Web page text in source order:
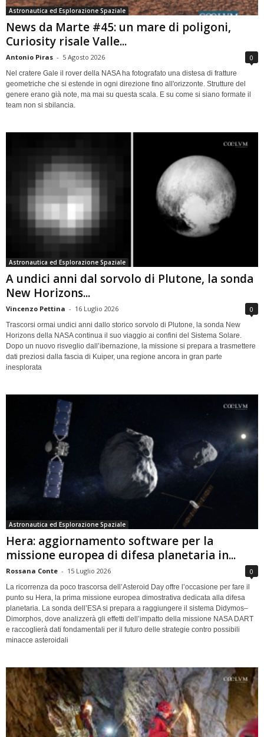
Astronautica ed Esplorazione Spaziale
News da Marte #45: un mare di poligoni,
Curiosity risale Valle...
Antonio Piras - 5 Agosto 2026 0
Nel cratere Gale il rover della NASA ha fotografato una distesa di fratture
geometriche che si estende in ogni direzione fino all'orizzonte. Strutture del
genere erano già note, ma mai su questa scala. E su come si siano formate il
team non si sbilancia.
Astronautica ed Esplorazione Spaziale
A undici anni dal sorvolo di Plutone, la sonda
New Horizons...
Vincenzo Pettina - 16 Luglio 2026 0
Trascorsi ormai undici anni dallo storico sorvolo di Plutone, la sonda New
Horizons della NASA continua il suo viaggio ai confini del Sistema Solare.
Dopo un nuovo risveglio dall’ibernazione, la missione si prepara a trasmettere
dati preziosi dalla fascia di Kuiper, una regione ancora in gran parte
inesplorata
Astronautica ed Esplorazione Spaziale
Hera: aggiornamento software per la
missione europea di difesa planetaria in...
Rossana Conte - 15 Luglio 2026 0
La ricorrenza da poco trascorsa dell’Asteroid Day offre l’occasione per fare il
punto su Hera, la prima missione europea dimostrativa dedicata alla difesa
planetaria. La sonda dell’ESA si prepara a raggiungere il sistema Didymos–
Dimorphos, dove analizzerà gli effetti dell’impatto della missione NASA DART
e raccoglierà dati fondamentali per il futuro delle strategie contro possibili
minacce asteroidali